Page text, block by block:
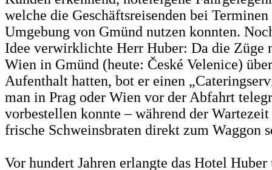
welche die Geschäftsreisenden bei
Umgebung von Gmünd nutzen konnten.
Idee verwirklichte Herr Huber: Da die Züge
Wien in Gmünd (heute: České Velenice)
Aufenthalt hatten, bot er einen
man in Prag oder Wien vor der Abfahrt
vorbestellen konnte – während der
frische Schweinsbraten direkt zum Waggon
Vor hundert Jahren erlangte das Hotel Huber